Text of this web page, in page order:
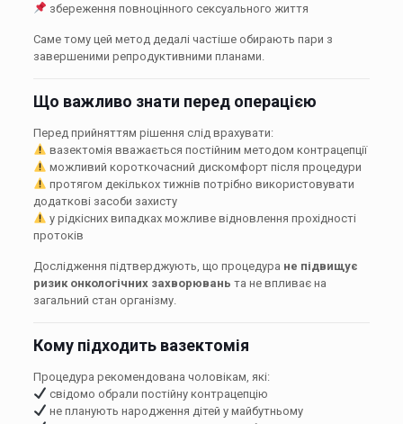
збереження повноцінного сексуального життя
Саме тому цей метод дедалі частіше обирають пари з
завершеними репродуктивними планами.
Що важливо знати перед операцією
Перед прийняттям рішення слід врахувати:
вазектомія вважається постійним методом контрацепції
можливий короткочасний дискомфорт після процедури
протягом декількох тижнів потрібно використовувати
додаткові засоби захисту
у рідкісних випадках можливе відновлення прохідності
протоків
Дослідження підтверджують, що процедура не підвищує
ризик онкологічних захворювань та не впливає на
загальний стан організму.
Кому підходить вазектомія
Процедура рекомендована чоловікам, які:
свідомо обрали постійну контрацепцію
не планують народження дітей у майбутньому